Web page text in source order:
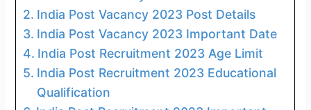
India Post Vacancy 2023 Post Details
India Post Vacancy 2023 Important Date
India Post Recruitment 2023 Age Limit
India Post Recruitment 2023 Educational
Qualification